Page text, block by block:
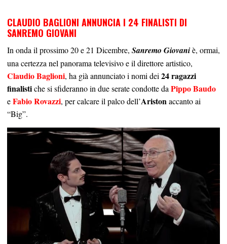
CLAUDIO BAGLIONI ANNUNCIA I 24 FINALISTI DI
SANREMO GIOVANI
In onda il prossimo 20 e 21 Dicembre, Sanremo Giovaniè, ormai,
una certezza nel panorama televisivo e il direttore artistico,
Claudio Baglioni, ha già annunciato i nomi dei24 ragazzi
finalistiche si sfideranno in due serate condotte daPippo Baudo
eFabio Rovazzi, per calcare il palco dell’Aristonaccanto ai
“Big”.